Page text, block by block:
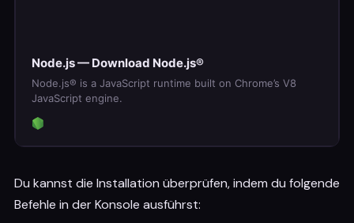
Node.js — Download Node.js®
Node.js® is a JavaScript runtime built on Chrome’s V8
JavaScript engine.
Du kannst die Installation überprüfen, indem du folgende
Befehle in der Konsole ausführst: